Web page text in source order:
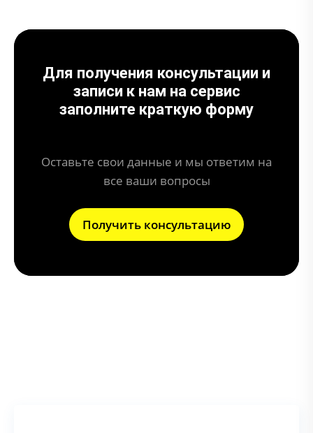
Для получения консультации и
записи к нам на сервис
заполните краткую форму
Оставьте свои данные и мы ответим на
все ваши вопросы
Получить консультацию